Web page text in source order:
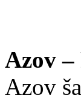
Azov
Azov